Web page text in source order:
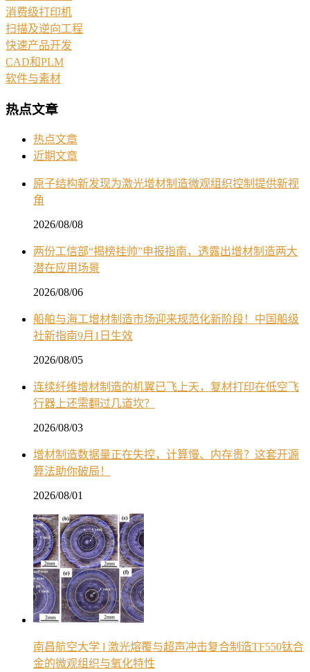
消费级打印机
扫描及逆向工程
快速产品开发
CAD和PLM
软件与素材
热点文章
热点文章
近期文章
原子结构新发现为激光增材制造微观组织控制提供新视
角
2026/08/08
两份工信部“揭榜挂帅”申报指南，透露出增材制造两大
潜在应用场景
2026/08/06
船舶与海工增材制造市场迎来规范化新阶段！中国船级
社新指南9月1日生效
2026/08/05
连续纤维增材制造的机翼已飞上天，复材打印在低空飞
行器上还需翻过几道坎？
2026/08/03
增材制造数据量正在失控，计算慢、内存贵？这套开源
算法助你破局！
2026/08/01
南昌航空大学 l 激光熔覆与超声冲击复合制造TF550钛合
金的微观组织与氧化特性